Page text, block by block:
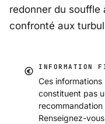
redonner du
confronté aux
INFORMATION
Ces
constituent pas
Renseignez-